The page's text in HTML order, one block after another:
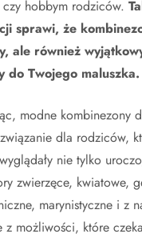
czy hobbym rodziców.
sprawi, że
ale również
do Twojego maluszka.
modne kombinezony
dla rodziców,
nie tylko
zwierzęce, kwiatowe,
marynistyczne i z
z możliwości, które